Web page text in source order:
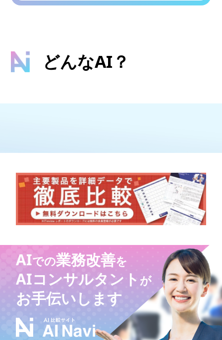
どんなAI？
AIでの業務改善を
AIコンサルタント が
お手伝いします